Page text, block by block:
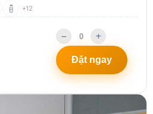
+12
Đặt ngay